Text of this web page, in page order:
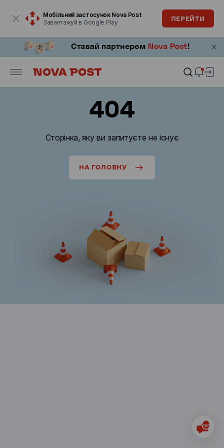
Мобільний застосунок Nova Post
Завантажуй в Google Play
ПЕРЕЙТИ
404
Сторінка, яку ви запитуєте не існує
НА ГОЛОВНУ